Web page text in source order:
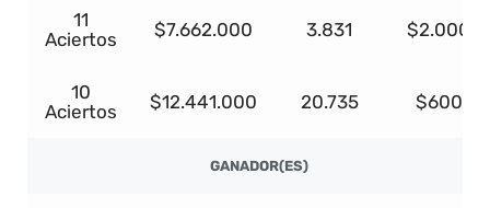
11
Aciertos
$7.662.000 3.831 $2.000
10
Aciertos
$12.441.000 20.735 $600
GANADOR(ES)